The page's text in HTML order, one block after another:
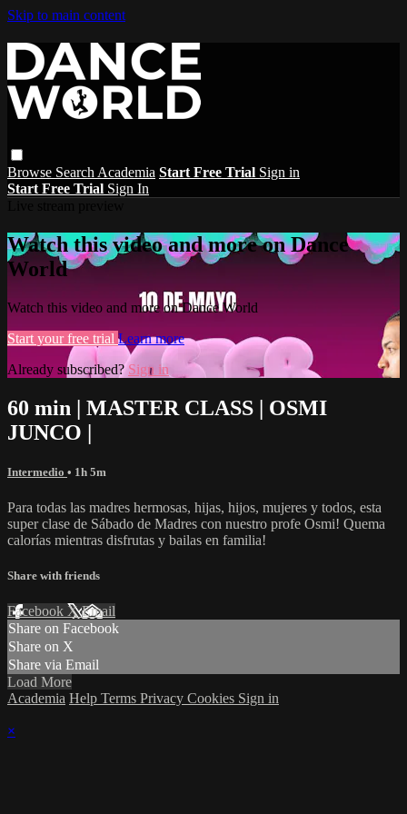
Skip to main content
Browse Search Academia Start Free Trial Sign in
Start Free Trial Sign In
Watch this video and more on Dance
World
Watch this video and more on Dance World
Start your free trial Learn more
Already subscribed?Sign in
60 min | MASTER CLASS | OSMI
JUNCO |
Intermedio • 1h 5m
Para todas las madres hermosas, hijas, hijos, mujeres y todos, esta
super clase de Sábado de Madres con nuestro profe Osmi! Quema
calorías mientras disfrutas y bailas en familia!
Share with friends
Facebook XEmail
Share on Facebook
Share on X
Share via Email
Load More
Academia Help Terms Privacy Cookies Sign in
×